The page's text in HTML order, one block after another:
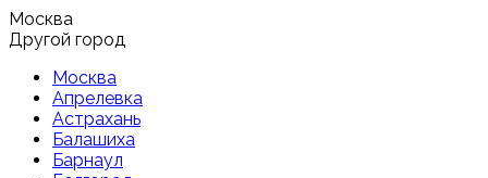
Москва
Другой город
Москва
Апрелевка
Астрахань
Балашиха
Барнаул